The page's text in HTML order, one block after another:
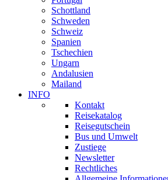
Schottland
Schweden
Schweiz
Spanien
Tschechien
Ungarn
Andalusien
Mailand
INFO
Kontakt
Reisekatalog
Reisegutschein
Bus und Umwelt
Zustiege
Newsletter
Rechtliches